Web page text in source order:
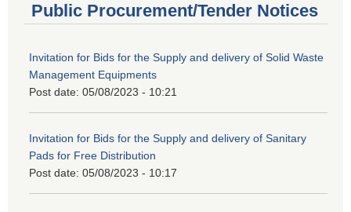
Public Procurement/Tender Notices
Invitation for Bids for the Supply and delivery of Solid Waste
Management Equipments
Post date: 05/08/2023 - 10:21
Invitation for Bids for the Supply and delivery of Sanitary
Pads for Free Distribution
Post date: 05/08/2023 - 10:17